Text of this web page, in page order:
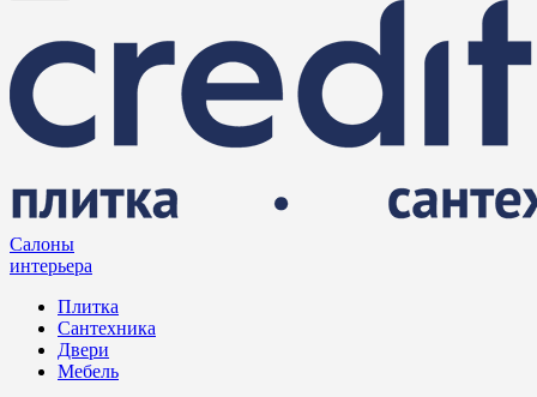
Салоны
интерьера
Плитка
Сантехника
Двери
Мебель